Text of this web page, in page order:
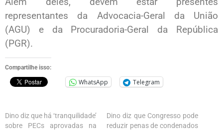
representantes da Advocacia-Geral da União
(AGU) e da Procuradoria-Geral da República
(PGR).
Compartilhe isso:
WhatsApp Telegram
Dino diz que há ‘tranquilidade’
sobre PECs aprovadas na
Dino diz que Congresso pode
reduzir penas de condenados